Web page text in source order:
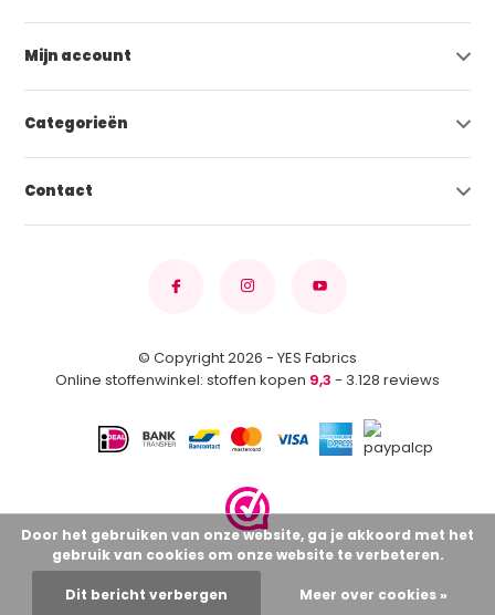
Mijn account
Categorieën
Contact
© Copyright 2026 - YES Fabrics
Online stoffenwinkel: stoffen kopen 9,3 - 3.128 reviews
Door het gebruiken van onze website, ga je akkoord met het
gebruik van cookies om onze website te verbeteren.
Dit bericht verbergen Meer over cookies »